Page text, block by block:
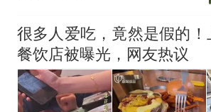
很多人爱吃，竟然是假的！
餐饮店被曝光，网友热议